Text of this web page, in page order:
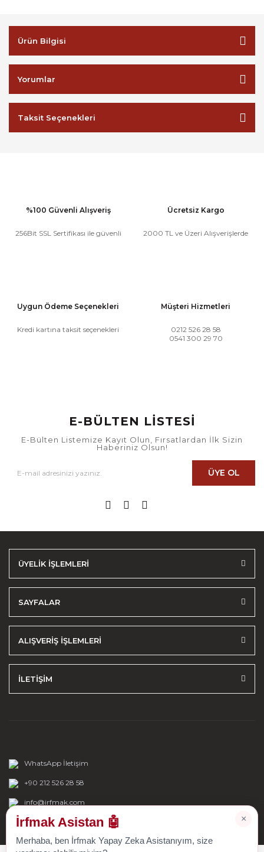
Ürün Bilgisi
Yorumlar
Taksit Seçenekleri
%100 Güvenli Alışveriş
256Bit SSL Sertifikası ile güvenli
Ücretsiz Kargo
2000 TL ve Üzeri Alışverişlerde
Uygun Ödeme Seçenekleri
Kredi kartına taksit seçenekleri
Müşteri Hizmetleri
0212 526 28 58
0541 300 29 70
E-BÜLTEN LİSTESİ
E-Bülten Listemize Kayıt Olun, Fırsatlardan İlk Sizin
Haberiniz Olsun!
ÜYE OL
ÜYELİK İŞLEMLERİ
SAYFALAR
ALIŞVERİŞ İŞLEMLERİ
İLETİŞİM
WhatsApp İletişim
+90 212 526 28 58
info@irfmak.com
×
İrfmak Asistan 🤖
Merhaba, ben İrfmak Yapay Zeka Asistanıyım, size